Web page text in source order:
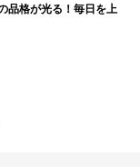
品格が光る！毎日を上